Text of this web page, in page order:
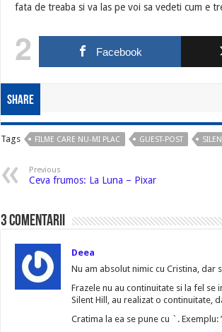
fata de treaba si va las pe voi sa vedeti cum e
2 Facebook
Share
Tags FILME CARE NU-MI PLAC GUEST-POST
Previous
Ceva frumos: La Luna – Pixar
3 comentarii
Deea
Nu am absolut nimic cu Cristina,
Frazele nu au continuitate si la fel se
Silent Hill, au realizat o continuitate,
Cratima la ea se pune cu `. Exemplu: